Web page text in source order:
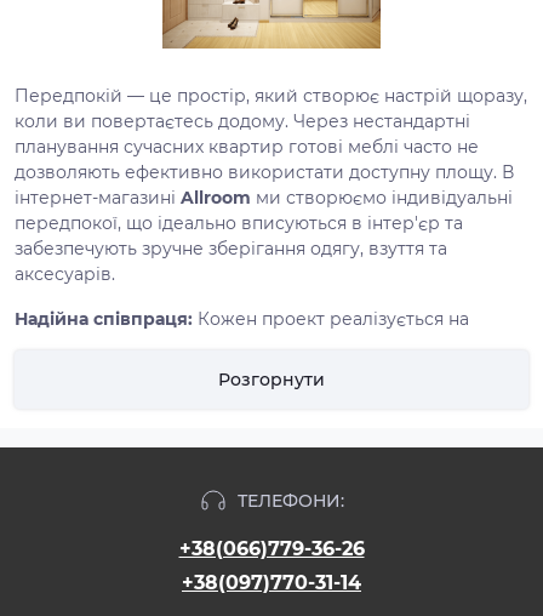
Передпокій — це простір, який створює настрій щоразу,
коли ви повертаєтесь додому. Через нестандартні
планування сучасних квартир готові меблі часто не
дозволяють ефективно використати доступну площу. В
інтернет-магазині Allroom ми створюємо індивідуальні
передпокої, що ідеально вписуються в інтер'єр та
забезпечують зручне зберігання одягу, взуття та
аксесуарів.
Надійна співпраця: Кожен проект реалізується на
фінальну вартість та технічні характеристики матеріалів,
щоб ви були впевнені у прозорості кожного етапу робіт.
Вбудовані та корпусні шафи:
для верхнього одягу.
Тумби для взуття та пуфи:Ергономічні рішення, що
поєднують комфорт та функціональність.
Відкриті вішалки та зони швидкого доступу:
Розгорнути
ТЕЛЕФОНИ:
+38(066)779-36-26
+38(097)770-31-14